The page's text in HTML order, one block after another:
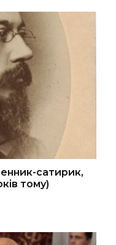
сатирик,
тому)